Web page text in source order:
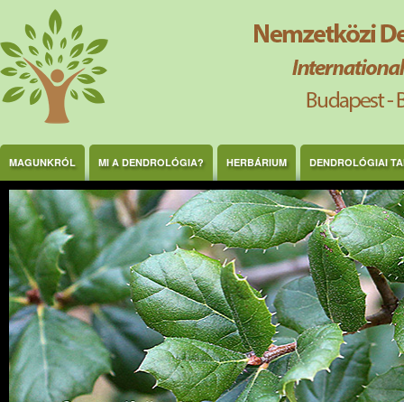
Ugrás a tartalomra
MAGUNKRÓL MI A DENDROLÓGIA? HERBÁRIUM DENDROLÓGIAI